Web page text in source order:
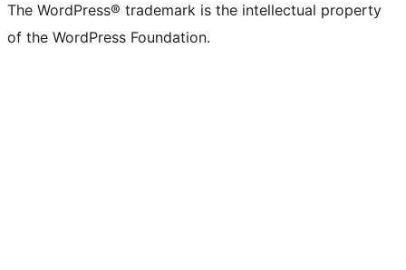
The WordPress® trademark is the intellectual property
of the WordPress Foundation.